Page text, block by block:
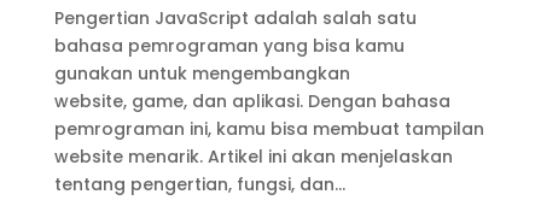
Pengertian JavaScript adalah salah satu
bahasa pemrograman yang bisa kamu
gunakan untuk mengembangkan
website, game, dan aplikasi. Dengan bahasa
pemrograman ini, kamu bisa membuat tampilan
website menarik. Artikel ini akan menjelaskan
tentang pengertian, fungsi, dan...